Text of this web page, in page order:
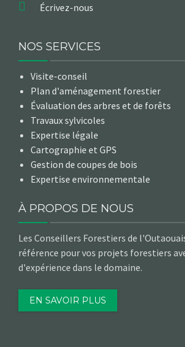
Écrivez-nous
NOS SERVICES
Visite-conseil
Plan d'aménagement forestier
Évaluation des arbres et de forêts
Travaux sylvicoles
Expertise légale
Cartographie et GPS
Gestion de coupes de bois
Expertise environnementale
À PROPOS DE NOUS
Les Conseillers Forestiers de
référence pour vos projets forestiers
d'expérience dans le domaine.
EN SAVOIR PLUS